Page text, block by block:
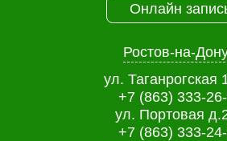
Онлайн
Ростов-на-
ул. Таганрогская
+7 (863) 333-
ул. Портовая
+7 (863) 333-